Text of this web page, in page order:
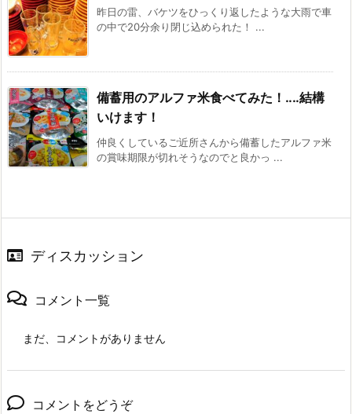
昨日の雷、バケツをひっくり返したような大雨で車
の中で20分余り閉じ込められた！ ...
備蓄用のアルファ米食べてみた！‥‥結構
いけます！
仲良くしているご近所さんから備蓄したアルファ米
の賞味期限が切れそうなのでと良かっ ...
ディスカッション
コメント一覧
まだ、コメントがありません
コメントをどうぞ